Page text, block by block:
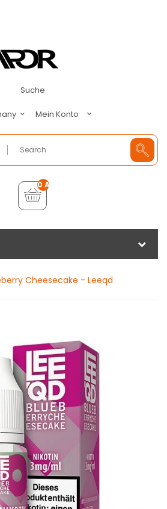
Suche
Mein Konto
0 Artikel - €0,00
Cheesecake - Leeqd